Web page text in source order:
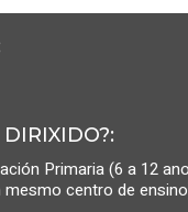
:
Primaria (6 a 12
mesmo centro de